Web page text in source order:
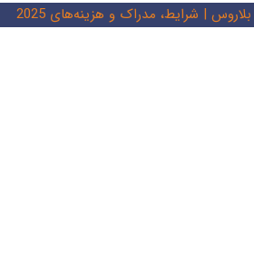
| شرایط، مدراک و هزینه‌های 2025